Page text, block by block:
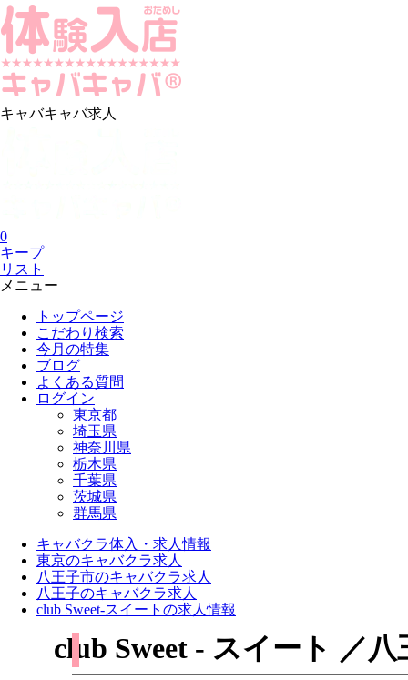
キャバキャバ求人
0
キープ
リスト
メニュー
トップページ
こだわり検索
今月の特集
ブログ
よくある質問
ログイン
東京都
埼玉県
神奈川県
栃木県
千葉県
茨城県
群馬県
キャバクラ体入・求人情報
東京のキャバクラ求人
八王子市のキャバクラ求人
八王子のキャバクラ求人
club Sweet-スイートの求人情報
club Sweet - スイート ／